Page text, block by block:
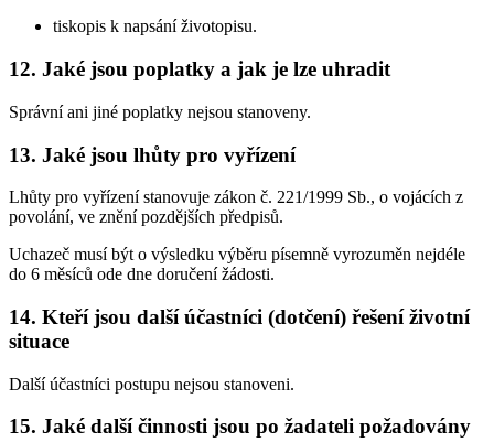
tiskopis k napsání životopisu.
12. Jaké jsou poplatky a jak je lze uhradit
Správní ani jiné poplatky nejsou stanoveny.
13. Jaké jsou lhůty pro vyřízení
Lhůty pro vyřízení stanovuje zákon č. 221/1999 Sb., o vojácích z
povolání, ve znění pozdějších předpisů.
Uchazeč musí být o výsledku výběru písemně vyrozuměn nejdéle
do 6 měsíců ode dne doručení žádosti.
14. Kteří jsou další účastníci (dotčení) řešení životní
situace
Další účastníci postupu nejsou stanoveni.
15. Jaké další činnosti jsou po žadateli požadovány